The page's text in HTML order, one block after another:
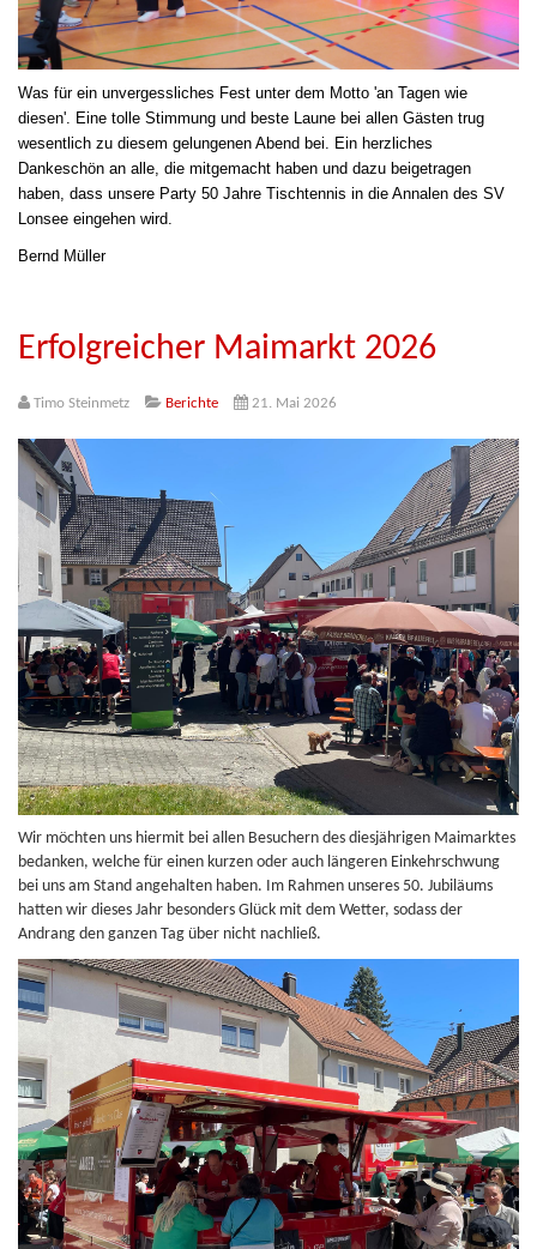
Was für ein unvergessliches Fest unter dem Motto 'an Tagen wie
diesen'. Eine tolle Stimmung und beste Laune bei allen Gästen trug
wesentlich zu diesem gelungenen Abend bei. Ein herzliches
Dankeschön an alle, die mitgemacht haben und dazu beigetragen
haben, dass unsere Party 50 Jahre Tischtennis in die Annalen des SV
Lonsee eingehen wird.
Bernd Müller
Erfolgreicher Maimarkt 2026
Timo Steinmetz Berichte 21. Mai 2026
Wir möchten uns hiermit bei allen Besuchern des diesjährigen Maimarktes
bedanken, welche für einen kurzen oder auch längeren Einkehrschwung
bei uns am Stand angehalten haben. Im Rahmen unseres 50. Jubiläums
hatten wir dieses Jahr besonders Glück mit dem Wetter, sodass der
Andrang den ganzen Tag über nicht nachließ.